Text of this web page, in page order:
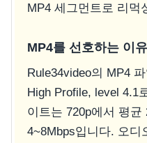
MP4 세그먼트로 리먹
MP4를 선호하는 이유
Rule34video의 MP4
High Profile, level 4.1
이트는 720p에서 평균
4~8Mbps입니다. 오디